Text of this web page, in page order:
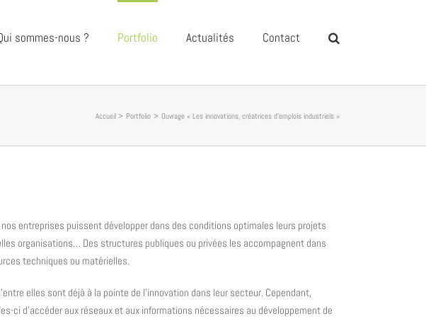
sommes-nous ? Portfolio Actualités Contact
Accueil Portfolio Ouvrage « Les innovations, créatrices d’emplois industriels »
entreprises puissent développer dans des conditions optimales leurs projets
organisations… Des structures publiques ou privées les accompagnent dans
techniques ou matérielles.
elles sont déjà à la pointe de l’innovation dans leur secteur. Cependant,
ci d’accéder aux réseaux et aux informations nécessaires au développement de